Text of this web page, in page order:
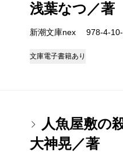
浅葉なつ／著
新潮文庫nex 978-4-
文庫電子書籍あり
人魚屋敷の
大神晃／著